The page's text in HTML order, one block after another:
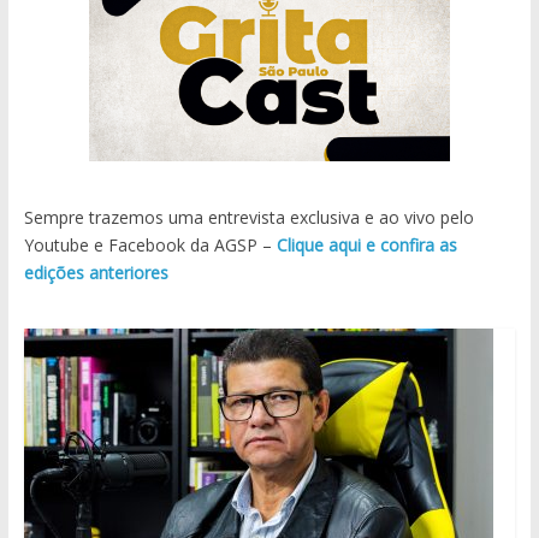
Sempre trazemos uma entrevista exclusiva e ao vivo pelo
Youtube e Facebook da AGSP – Clique aqui e confira as
edições anteriores